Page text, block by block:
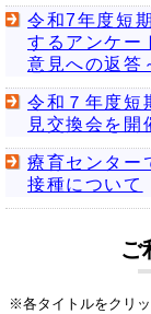
令和7年度短
するアンケ
意見への返答
令和７年度短
見交換会を開
療育センター
接種について
ご
※各タイトルをクリッ